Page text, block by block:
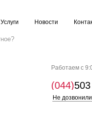
Услуги Новости
Работаем с
(044)
Не